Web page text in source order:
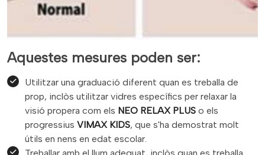
Aquestes mesures poden ser:
Utilitzar una graduació diferent quan es treballa de
prop, inclòs utilitzar vidres específics per relaxar la
visió propera com els NEO RELAX PLUS o els
progressius VIMAX KIDS, que s'ha demostrat molt
útils en nens en edat escolar.